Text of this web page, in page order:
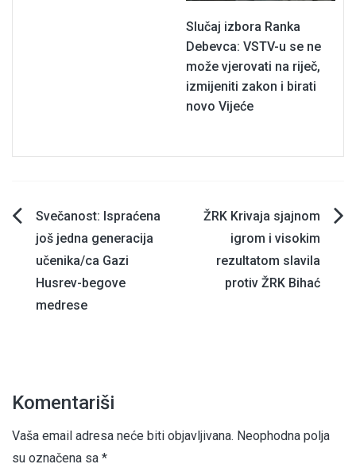
Slučaj izbora Ranka
Debevca: VSTV-u se ne
može vjerovati na riječ,
izmijeniti zakon i birati
novo Vijeće
Navigacija
članaka
Svečanost: Ispraćena
još jedna generacija
učenika/ca Gazi
Husrev-begove
medrese
ŽRK Krivaja sjajnom
igrom i visokim
rezultatom slavila
protiv ŽRK Bihać
Komentariši
Vaša email adresa neće biti objavljivana. Neophodna polja
su označena sa *